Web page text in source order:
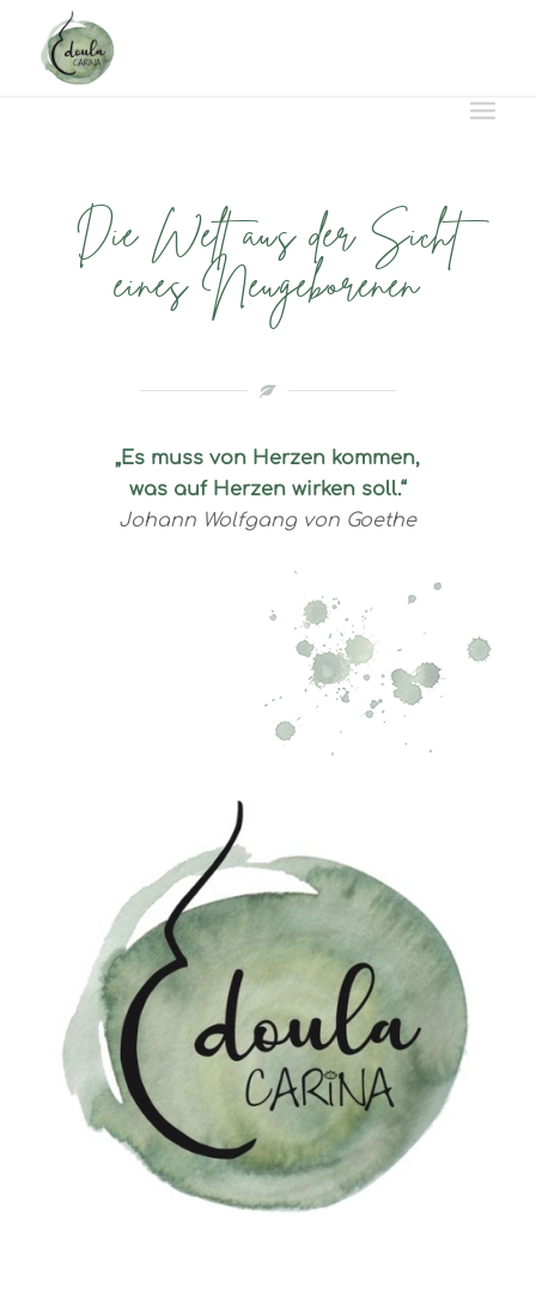
Die Welt aus der Sicht
eines Neugeborenen
„Es muss von Herzen kommen,
was auf Herzen wirken soll.“
Johann Wolfgang von Goethe